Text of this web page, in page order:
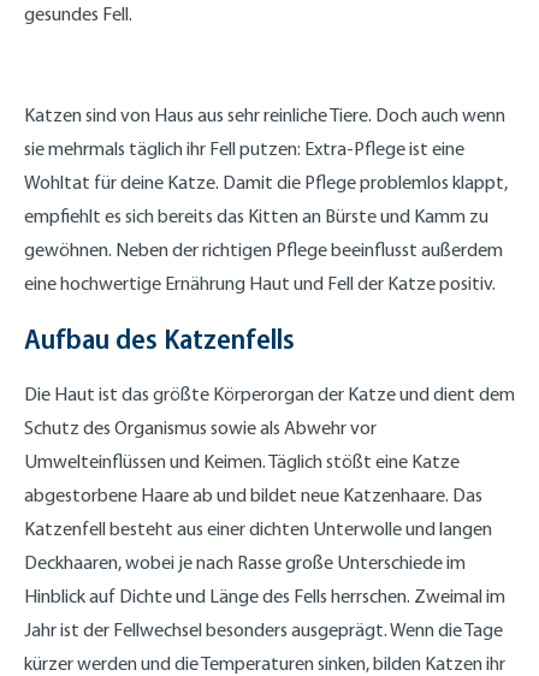
gesundes Fell.
Katzen sind von Haus aus sehr reinliche Tiere. Doch auch wenn
sie mehrmals täglich ihr Fell putzen: Extra-Pflege ist eine
Wohltat für deine Katze. Damit die Pflege problemlos klappt,
empfiehlt es sich bereits das Kitten an Bürste und Kamm zu
gewöhnen. Neben der richtigen Pflege beeinflusst außerdem
eine hochwertige Ernährung Haut und Fell der Katze positiv.
Aufbau des Katzenfells
Die Haut ist das größte Körperorgan der Katze und dient dem
Schutz des Organismus sowie als Abwehr vor
Umwelteinflüssen und Keimen. Täglich stößt eine Katze
abgestorbene Haare ab und bildet neue Katzenhaare. Das
Katzenfell besteht aus einer dichten Unterwolle und langen
Deckhaaren, wobei je nach Rasse große Unterschiede im
Hinblick auf Dichte und Länge des Fells herrschen. Zweimal im
Jahr ist der Fellwechsel besonders ausgeprägt. Wenn die Tage
kürzer werden und die Temperaturen sinken, bilden Katzen ihr